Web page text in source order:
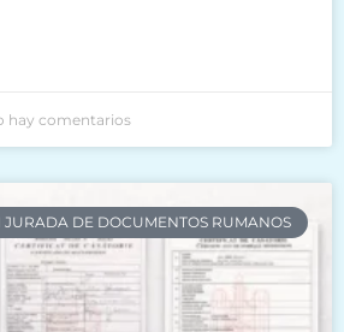
hay comentarios
DE DOCUMENTOS RUMANOS